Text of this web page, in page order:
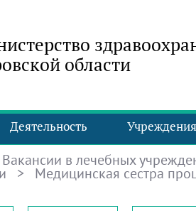
области
Деятельность Учреждения
Вакансии в лечебных
> Медицинская сестра